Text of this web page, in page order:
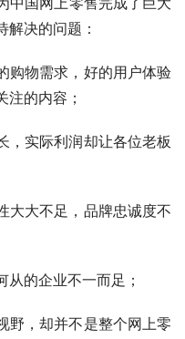
决的问题：
购物需求，好的用户体验
的内容；
，实际利润却让各位老板
大大不足，品牌忠诚度不
的企业不一而足；
野，却并不是整个网上零